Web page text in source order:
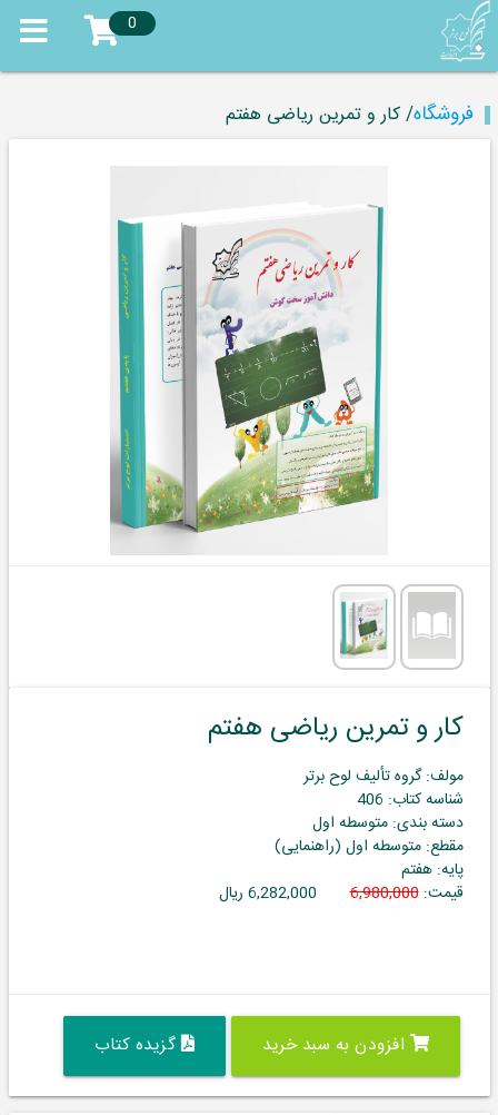
0
فروشگاه/ کار و تمرین ریاضی هفتم
کار و تمرین ریاضی هفتم
مولف: گروه تألیف لوح برتر
شناسه کتاب: 406
دسته بندی: متوسطه اول
مقطع: متوسطه اول (راهنمایی)
پایه: هفتم
قیمت:6,980,000 6,282,000 ریال
افزودن به سبد خرید گزیده کتاب